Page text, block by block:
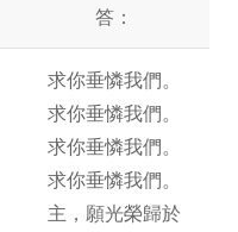
答：
求你垂憐我們。
求你垂憐我們。
求你垂憐我們。
求你垂憐我們。
主，願光榮歸於